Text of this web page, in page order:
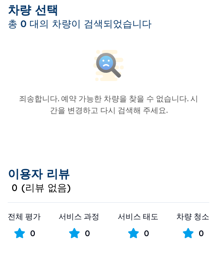
차량 선택
총 0 대의 차량이 검색되었습니다
죄송합니다. 예약 가능한 차량을 찾을 수 없습니다. 시
간을 변경하고 다시 검색해 주세요.
이용자 리뷰
0 (리뷰 없음)
전체 평가
0
서비스 과정
0
서비스 태도
0
차량 청소
0